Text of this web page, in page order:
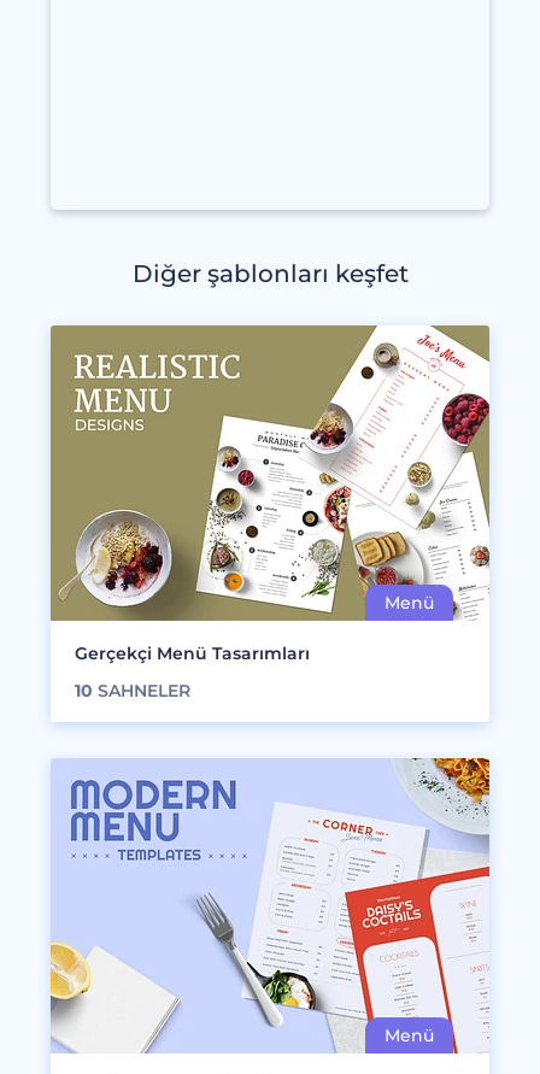
Diğer şablonları keşfet
Gerçekçi Menü Tasarımları
10 SAHNELER